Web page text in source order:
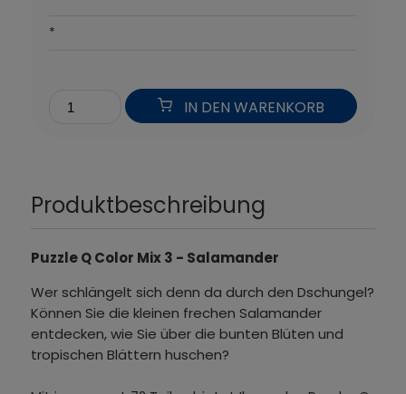
*
IN DEN WARENKORB
Produktbeschreibung
Puzzle Q Color Mix 3 - Salamander
Wer schlängelt sich denn da durch den Dschungel?
Können Sie die kleinen frechen Salamander
entdecken, wie Sie über die bunten Blüten und
tropischen Blättern huschen?